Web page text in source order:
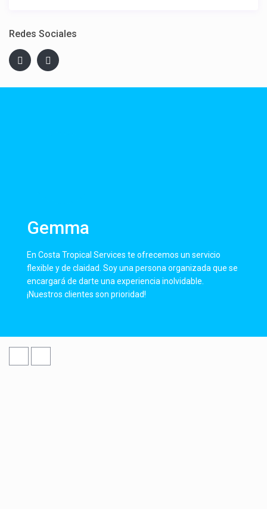
Redes Sociales
Gemma
En Costa Tropical Services te ofrecemos un servicio
flexible y de claidad. Soy una persona organizada que se
encargará de darte una experiencia inolvidable.
¡Nuestros clientes son prioridad!